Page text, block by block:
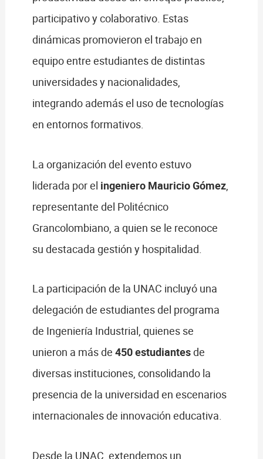
participativo y colaborativo. Estas
dinámicas promovieron el trabajo en
equipo entre estudiantes de distintas
universidades y nacionalidades,
integrando además el uso de tecnologías
en entornos formativos.
La organización del evento estuvo
liderada por el ingeniero Mauricio Gómez,
representante del Politécnico
Grancolombiano, a quien se le reconoce
su destacada gestión y hospitalidad.
La participación de la UNAC incluyó una
delegación de estudiantes del programa
de Ingeniería Industrial, quienes se
unieron a más de 450 estudiantesde
diversas instituciones, consolidando la
presencia de la universidad en escenarios
internacionales de innovación educativa.
Desde la UNAC, extendemos un